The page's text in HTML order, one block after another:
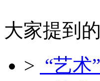
大家提到
> “艺术